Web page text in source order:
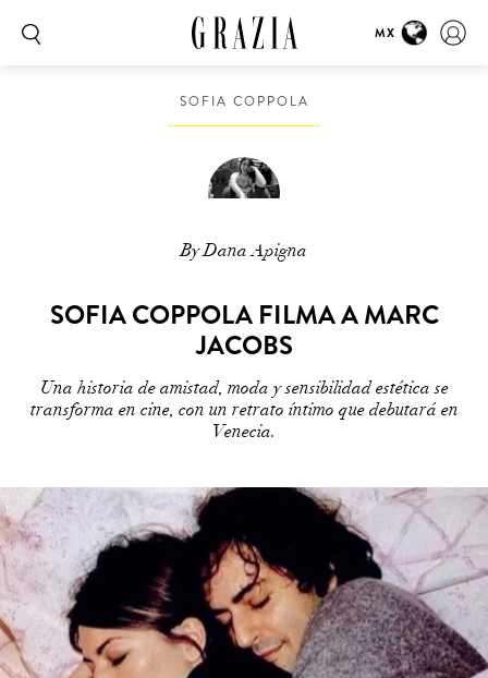
MX
SOFIA COPPOLA
By Dana Apigna
SOFIA COPPOLA FILMA A MARC
JACOBS
Una historia de amistad, moda y sensibilidad estética se
transforma en cine, con un retrato íntimo que debutará en
Venecia.